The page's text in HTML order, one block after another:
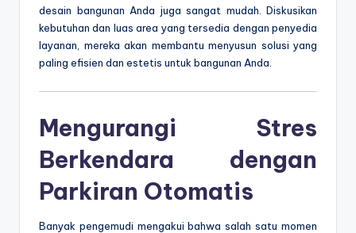
desain bangunan Anda juga sangat mudah. Diskusikan
kebutuhan dan luas area yang tersedia dengan penyedia
layanan, mereka akan membantu menyusun solusi yang
paling efisien dan estetis untuk bangunan Anda.
Mengurangi Stres
Berkendara dengan
Parkiran Otomatis
Banyak pengemudi mengakui bahwa salah satu momen